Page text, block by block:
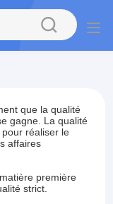
que la qualité
gagne. La qualité
réaliser le
affaires
première
strict.